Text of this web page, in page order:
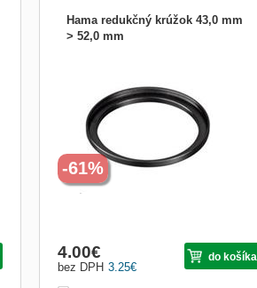
Hama redukčný krúžok 43,0 mm
> 52,0 mm
3.25€
bez DPH
4.00€ do košíka
-61%